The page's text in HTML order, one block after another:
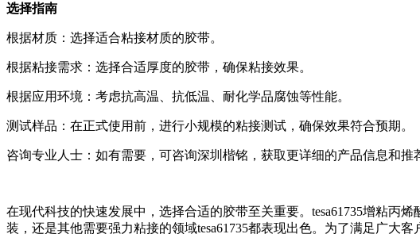
选择指南
根据材质：选择适合粘接材质的胶带。
根据粘接需求：选择合适厚度的胶带，确保粘接效果。
根据应用环境：考虑抗高温、抗低温、耐化学品腐蚀等性能。
测试样品：在正式使用前，进行小规模的粘接测试，确保效果符合预期。
咨询专业人士：如有需要，可咨询深圳楷铭，获取更详细的产品信息和推
在现代科技的快速发展中，选择合适的胶带至关重要。tesa61735增粘丙
装，还是其他需要强力粘接的领域tesa61735都表现出色。为了满足广大